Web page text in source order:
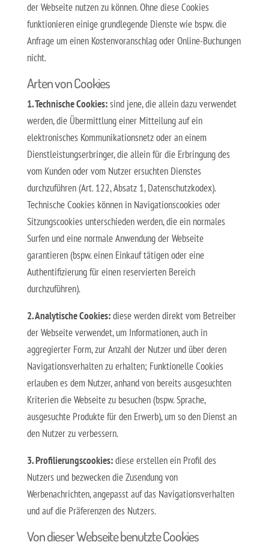
der Webseite nutzen zu können. Ohne diese Cookies
funktionieren einige grundlegende Dienste wie bspw. die
Anfrage um einen Kostenvoranschlag oder Online-Buchungen
nicht.
Arten von Cookies
1. Technische Cookies:sind jene, die allein dazu verwendet
werden, die Übermittlung einer Mitteilung auf ein
elektronisches Kommunikationsnetz oder an einem
Dienstleistungserbringer, die allein für die Erbringung des
vom Kunden oder vom Nutzer ersuchten Dienstes
durchzuführen (Art. 122, Absatz 1, Datenschutzkodex).
Technische Cookies können in Navigationscookies oder
Sitzungscookies unterschieden werden, die ein normales
Surfen und eine normale Anwendung der Webseite
garantieren (bspw. einen Einkauf tätigen oder eine
Authentifizierung für einen reservierten Bereich
durchzuführen).
2. Analytische Cookies:diese werden direkt vom Betreiber
der Webseite verwendet, um Informationen, auch in
aggregierter Form, zur Anzahl der Nutzer und über deren
Navigationsverhalten zu erhalten; Funktionelle Cookies
erlauben es dem Nutzer, anhand von bereits ausgesuchten
Kriterien die Webseite zu besuchen (bspw. Sprache,
ausgesuchte Produkte für den Erwerb), um so den Dienst an
den Nutzer zu verbessern.
3. Profilierungscookies:diese erstellen ein Profil des
Nutzers und bezwecken die Zusendung von
Werbenachrichten, angepasst auf das Navigationsverhalten
und auf die Präferenzen des Nutzers.
Von dieser Webseite benutzte Cookies